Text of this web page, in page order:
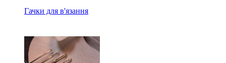
Гачки для в'язання